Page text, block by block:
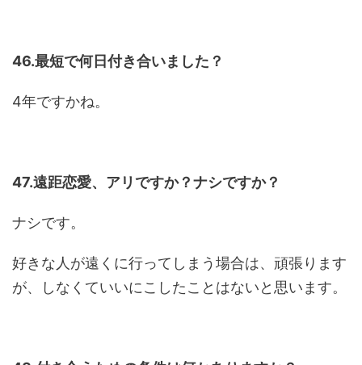
46.最短で何日付き合いました？
4年ですかね。
47.遠距恋愛、アリですか？ナシですか？
ナシです。
好きな人が遠くに行ってしまう場合は、頑張ります
が、しなくていいにこしたことはないと思います。